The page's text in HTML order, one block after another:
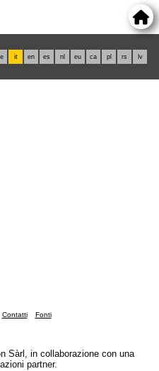
it en es nl eu ca pl rs lv
Contatti Fonti
Sàrl, in collaborazione con una
partner.